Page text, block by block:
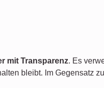
mit Transparenz. Es
bleibt. Im Gegensatz